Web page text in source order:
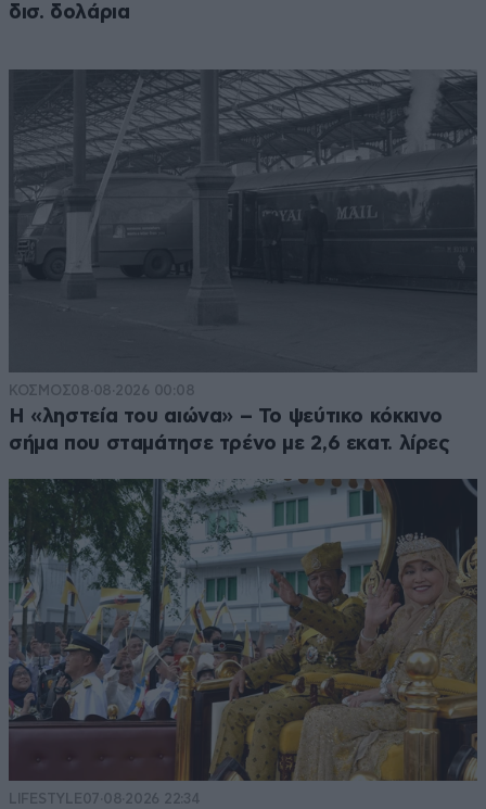
δισ. δολάρια
ΚΟΣΜΟΣ08·08·2026 00:08
Η «ληστεία του αιώνα» – Το ψεύτικο κόκκινο
σήμα που σταμάτησε τρένο με 2,6 εκατ. λίρες
LIFESTYLE07·08·2026 22:34